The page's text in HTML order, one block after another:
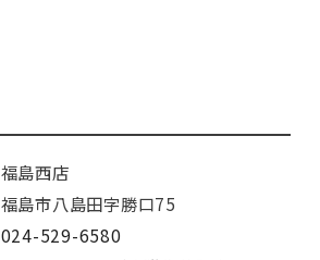
福島西店
福島市八島田字勝口75
024-529-6580